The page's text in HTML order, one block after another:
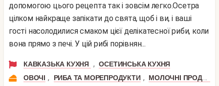
допомогою цього рецепта так і зовсім легко.Осетра
цілком найкраще запікати до свята, щоб і ви, і ваші
гості насолодилися смаком цієї делікатесної риби, коли
вона прямо з печі. У цій рибі порівнян...
КАВКАЗЬКА КУХНЯ , ОСЕТИНСЬКА КУХНЯ
ОВОЧІ , РИБА ТА МОРЕПРОДУКТИ ,
МОЛОЧНІ ПРОДУКТИ